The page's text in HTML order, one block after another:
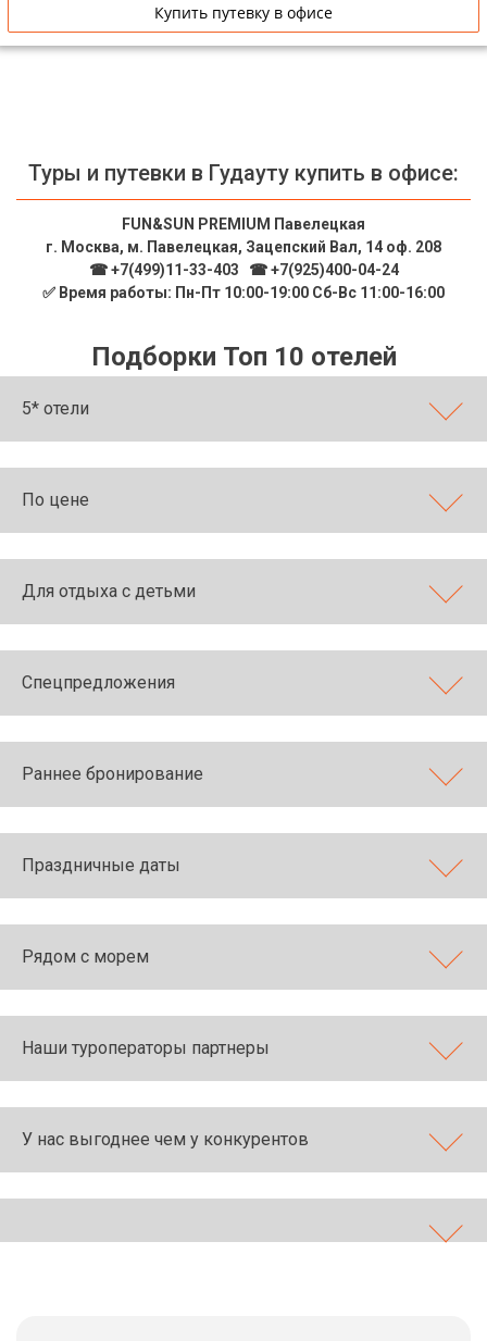
Купить путевку в офисе
Туры и путевки в Гудауту купить в офисе:
FUN&SUN PREMIUM Павелецкая
г. Москва, м. Павелецкая, Зацепский Вал, 14 оф. 208
☎ +7(499)11-33-403
☎ +7(925)400-04-24
✅ Время работы: Пн-Пт 10:00-19:00 Сб-Вс 11:00-16:00
Подборки Топ 10 отелей
5* отели
По цене
Для отдыха с детьми
Спецпредложения
Раннее бронирование
Праздничные даты
Рядом с морем
Наши туроператоры партнеры
У нас выгоднее чем у конкурентов
Сетевые отели Вьетнама
Сетевые отели Сейшел
Сетевые отели Маврикия